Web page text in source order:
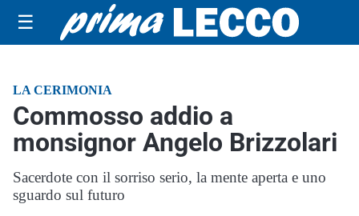
☰
LA CERIMONIA
Commosso addio a
monsignor Angelo Brizzolari
Sacerdote con il sorriso serio, la mente aperta e uno
sguardo sul futuro